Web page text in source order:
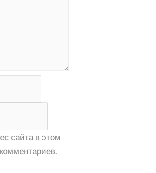
сайта в этом